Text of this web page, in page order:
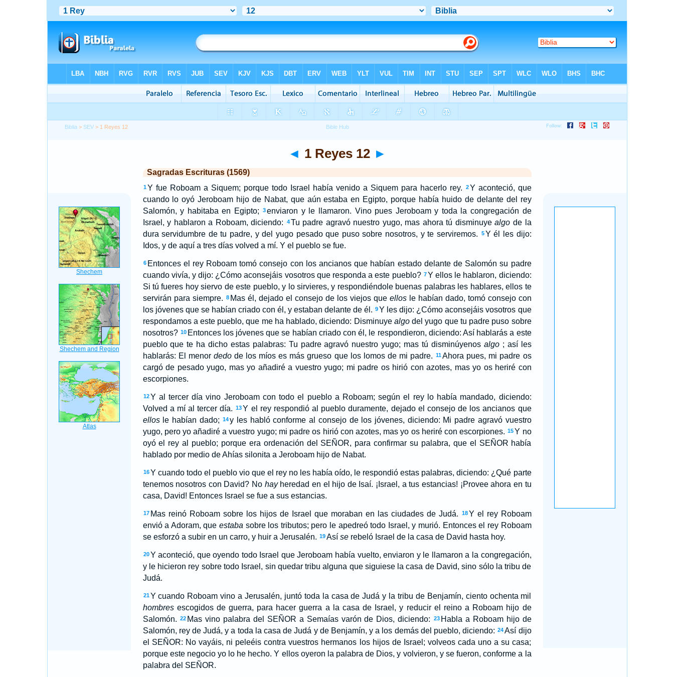
Biblia > SEV > 1 Reyes 12
◄ 1 Reyes 12 ►
Sagradas Escrituras (1569)
1 Y fue Roboam a Siquem; porque todo Israel había venido a Siquem para hacerlo rey. 2 Y aconteció, que
cuando lo oyó Jeroboam hijo de Nabat, que aún estaba en Egipto, porque había huido de delante del rey
Salomón, y habitaba en Egipto;
3enviaron y le llamaron. Vino pues Jeroboam y toda la congregación de
Israel, y hablaron a Roboam, diciendo:
4Tu padre agravó nuestro yugo, mas ahora tú disminuyealgo de la
dura servidumbre de tu padre, y del yugo pesado que puso sobre nosotros, y te serviremos.
5Y él les dijo:
Idos, y de aquí a tres días volved a mí. Y el pueblo se fue.
6 Entonces el rey Roboam tomó consejo con los ancianos que habían estado delante de Salomón su padre
cuando vivía, y dijo: ¿Cómo aconsejáis vosotros que responda a este pueblo? 7Y ellos le hablaron, diciendo:
Si tú fueres hoy siervo de este pueblo, y lo sirvieres, y respondiéndole buenas palabras les hablares, ellos te
servirán para siempre. 8 Mas él, dejado el consejo de los viejos que ellosle habían dado, tomó consejo con
los jóvenes que se habían criado con él, y estaban delante de él. 9Y les dijo: ¿Cómo aconsejáis vosotros que
respondamos a este pueblo, que me ha hablado, diciendo: Disminuye algodel yugo que tu padre puso sobre
nosotros? 10 Entonces los jóvenes que se habían criado con él, le respondieron, diciendo: Así hablarás a este
pueblo que te ha dicho estas palabras: Tu padre agravó nuestro yugo; mas tú disminúyenos algo; así les
hablarás: El menor dedode los míos es más grueso que los lomos de mi padre. 11Ahora pues, mi padre os
cargó de pesado yugo, mas yo añadiré a vuestro yugo; mi padre os hirió con azotes, mas yo os heriré con
escorpiones.
12 Y al tercer día vino Jeroboam con todo el pueblo a Roboam; según el rey lo había mandado, diciendo:
Volved a mí al tercer día.
13 Y el rey respondió al pueblo duramente, dejado el consejo de los ancianos que
ellosle habían dado; 14y les habló conforme al consejo de los jóvenes, diciendo: Mi padre agravó vuestro
yugo, pero yo añadiré a vuestro yugo; mi padre os hirió con azotes, mas yo os heriré con escorpiones. 15Y no
oyó el rey al pueblo; porque era ordenación del SEÑOR, para confirmar su palabra, que el SEÑOR había
hablado por medio de Ahías silonita a Jeroboam hijo de Nabat.
16 Y cuando todo el pueblo vio que el rey no les había oído, le respondió estas palabras, diciendo: ¿Qué parte
tenemos nosotros con David? No hayheredad en el hijo de Isaí. ¡Israel, a tus estancias! ¡Provee ahora en tu
casa, David! Entonces Israel se fue a sus estancias.
17 Mas reinó Roboam sobre los hijos de Israel que moraban en las ciudades de Judá. 18 Y el rey Roboam
envió a Adoram, que estaba sobre los tributos; pero le apedreó todo Israel, y murió. Entonces el rey Roboam
se esforzó a subir en un carro, y huir a Jerusalén. 19 Así serebeló Israel de la casa de David hasta hoy.
20 Y aconteció, que oyendo todo Israel que Jeroboam había vuelto, enviaron y le llamaron a la congregación,
y le hicieron rey sobre todo Israel, sin quedar tribu alguna que siguiese la casa de David, sino sólo la tribu de
Judá.
21 Y cuando Roboam vino a Jerusalén, juntó toda la casa de Judá y la tribu de Benjamín, ciento ochenta mil
hombresescogidos de guerra, para hacer guerra a la casa de Israel, y reducir el reino a Roboam hijo de
Salomón.
22 Mas vino palabra del SEÑOR a Semaías varón de Dios, diciendo: 23 Habla a Roboam hijo de
Salomón, rey de Judá, y a toda la casa de Judá y de Benjamín, y a los demás del pueblo, diciendo: 24Así dijo
el SEÑOR: No vayáis, ni peleéis contra vuestros hermanos los hijos de Israel; volveos cada uno a su casa;
porque este negocio yo lo he hecho. Y ellos oyeron la palabra de Dios, y volvieron, y se fueron, conforme a la
palabra del SEÑOR.